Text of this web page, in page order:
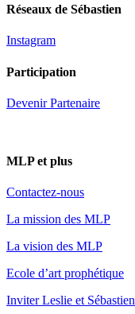
Réseaux de Sébastien
Instagram
Participation
Devenir Partenaire
MLP et plus
Contactez-nous
La mission des MLP
La vision des MLP
Ecole d’art prophétique
Inviter Leslie et Sébastien